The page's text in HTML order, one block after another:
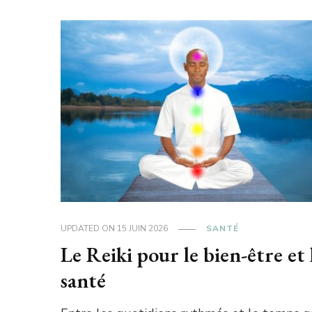
UPDATED ON 15 JUIN 2026 SANTÉ
Le Reiki pour le bien-être et
santé